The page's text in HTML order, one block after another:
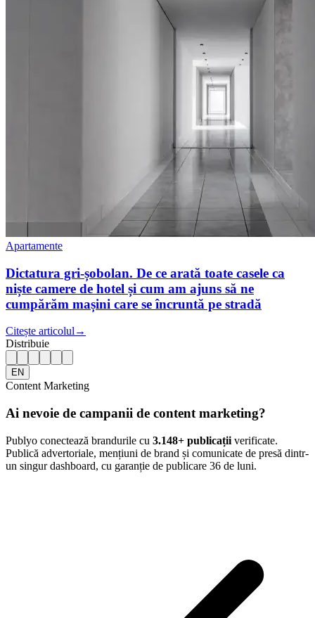
Apartamente
Dictatura gri-șobolan. De ce arată toate casele ca
niște camere de hotel și cum am ajuns să ne
cumpărăm mașini care se încruntă pe stradă
Citește articolul →
Distribuie
EN
Content Marketing
Ai nevoie de campanii de content marketing?
Publyo conectează brandurile cu 3.148+ publicații verificate.
Publică advertoriale, mențiuni de brand și comunicate de presă dintr-
un singur dashboard, cu garanție de publicare 36 de luni.